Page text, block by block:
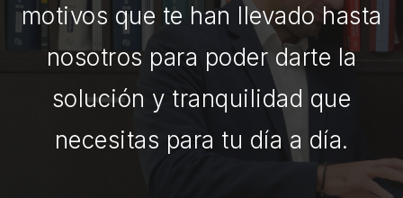
motivos que te han llevado hasta
nosotros para poder darte la
solución y tranquilidad que
necesitas para tu día a día.